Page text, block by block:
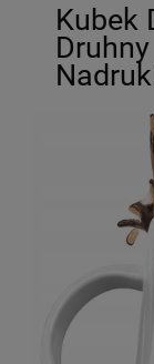
Kubek